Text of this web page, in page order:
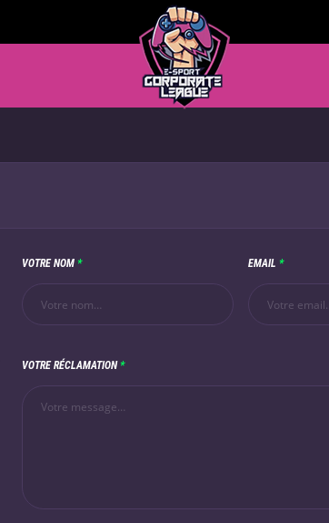
VOTRE NOM* EMAIL*
VOTRE RÉCLAMATION*